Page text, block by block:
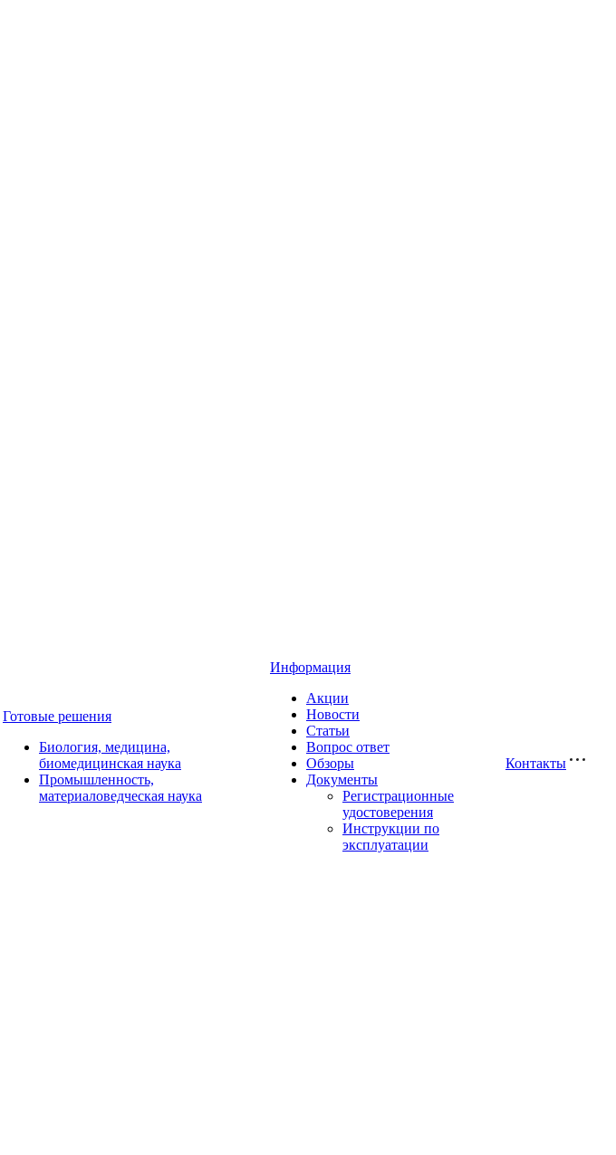
Готовые решения
Биология, медицина,
биомедицинская наука
Промышленность,
материаловедческая наука
Информация
Акции
Новости
Статьи
Вопрос ответ
Обзоры
Документы
Регистрационные
удостоверения
Инструкции по
эксплуатации
Контакты